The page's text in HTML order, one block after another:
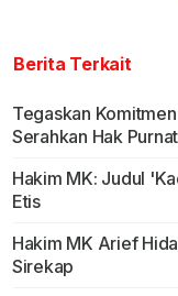
Berita Terkait
Tegaskan
Serahkan Hak
Hakim MK: Judul
Etis
Hakim MK Arief
Sirekap